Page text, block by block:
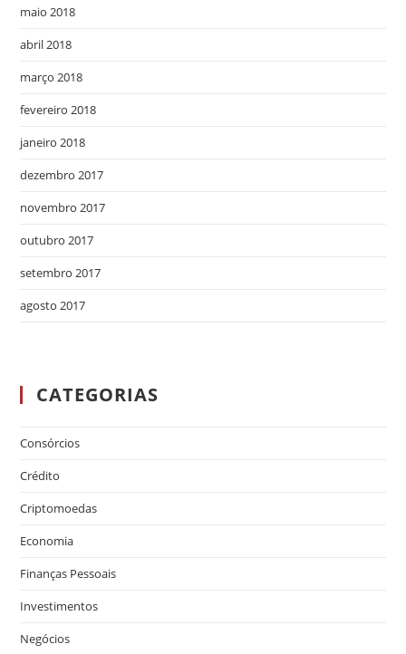
maio 2018
abril 2018
março 2018
fevereiro 2018
janeiro 2018
dezembro 2017
novembro 2017
outubro 2017
setembro 2017
agosto 2017
CATEGORIAS
Consórcios
Crédito
Criptomoedas
Economia
Finanças Pessoais
Investimentos
Negócios